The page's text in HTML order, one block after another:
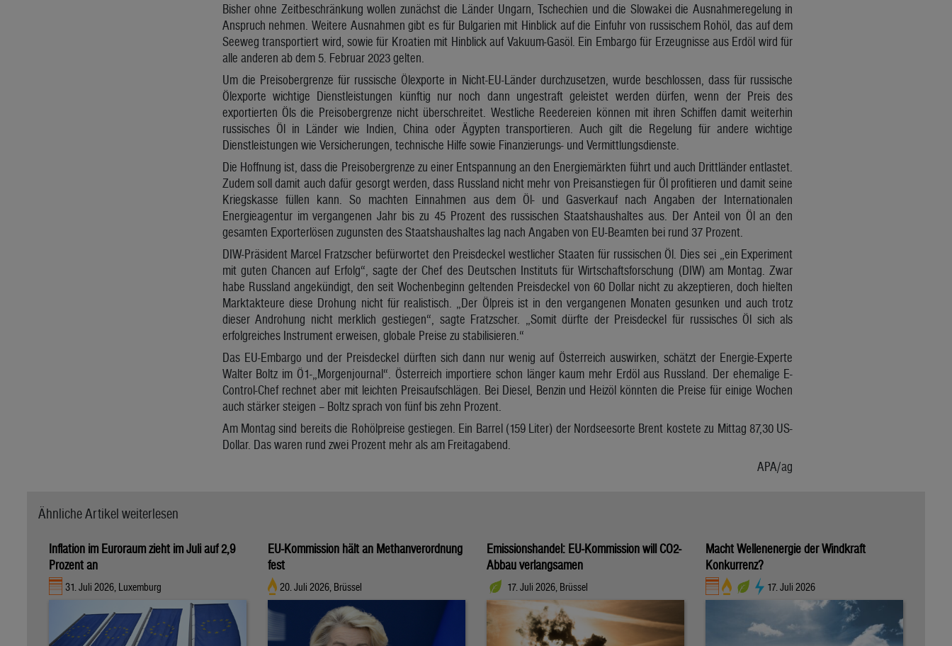
Bisher ohne Zeitbeschränkung wollen zunächst die Länder Ungarn, Tschechien und die Slowakei die Ausnahmeregelung in
Anspruch nehmen. Weitere Ausnahmen gibt es für Bulgarien mit Hinblick auf die Einfuhr von russischem Rohöl, das auf dem
Seeweg transportiert wird, sowie für Kroatien mit Hinblick auf Vakuum-Gasöl. Ein Embargo für Erzeugnisse aus Erdöl wird für
alle anderen ab dem 5. Februar 2023 gelten.
Um die Preisobergrenze für russische Ölexporte in Nicht-EU-Länder durchzusetzen, wurde beschlossen, dass für russische
Ölexporte wichtige Dienstleistungen künftig nur noch dann ungestraft geleistet werden dürfen, wenn der Preis des
exportierten Öls die Preisobergrenze nicht überschreitet. Westliche Reedereien können mit ihren Schiffen damit weiterhin
russisches Öl in Länder wie Indien, China oder Ägypten transportieren. Auch gilt die Regelung für andere wichtige
Dienstleistungen wie Versicherungen, technische Hilfe sowie Finanzierungs- und Vermittlungsdienste.
Die Hoffnung ist, dass die Preisobergrenze zu einer Entspannung an den Energiemärkten führt und auch Drittländer entlastet.
Zudem soll damit auch dafür gesorgt werden, dass Russland nicht mehr von Preisanstiegen für Öl profitieren und damit seine
Kriegskasse füllen kann. So machten Einnahmen aus dem Öl- und Gasverkauf nach Angaben der Internationalen
Energieagentur im vergangenen Jahr bis zu 45 Prozent des russischen Staatshaushaltes aus. Der Anteil von Öl an den
gesamten Exporterlösen zugunsten des Staatshaushaltes lag nach Angaben von EU-Beamten bei rund 37 Prozent.
DIW-Präsident Marcel Fratzscher befürwortet den Preisdeckel westlicher Staaten für russischen Öl. Dies sei „ein Experiment
mit guten Chancen auf Erfolg“, sagte der Chef des Deutschen Instituts für Wirtschaftsforschung (DIW) am Montag. Zwar
habe Russland angekündigt, den seit Wochenbeginn geltenden Preisdeckel von 60 Dollar nicht zu akzeptieren, doch hielten
Marktakteure diese Drohung nicht für realistisch. „Der Ölpreis ist in den vergangenen Monaten gesunken und auch trotz
dieser Androhung nicht merklich gestiegen“, sagte Fratzscher. „Somit dürfte der Preisdeckel für russisches Öl sich als
erfolgreiches Instrument erweisen, globale Preise zu stabilisieren.“
Das EU-Embargo und der Preisdeckel dürften sich dann nur wenig auf Österreich auswirken, schätzt der Energie-Experte
Walter Boltz im Ö1-„Morgenjournal“. Österreich importiere schon länger kaum mehr Erdöl aus Russland. Der ehemalige E-
Control-Chef rechnet aber mit leichten Preisaufschlägen. Bei Diesel, Benzin und Heizöl könnten die Preise für einige Wochen
auch stärker steigen – Boltz sprach von fünf bis zehn Prozent.
Am Montag sind bereits die Rohölpreise gestiegen. Ein Barrel (159 Liter) der Nordseesorte Brent kostete zu Mittag 87,30 US-
Dollar. Das waren rund zwei Prozent mehr als am Freitagabend.
APA/ag
Ähnliche Artikel weiterlesen
Inflation im Euroraum zieht im Juli auf 2,9
Prozent an
31. Juli 2026, Luxemburg
EU-Kommission hält an Methanverordnung
fest
20. Juli 2026, Brüssel
Emissionshandel: EU-Kommission will CO2-
Abbau verlangsamen
17. Juli 2026, Brüssel
Macht Wellenenergie der Windkraft
Konkurrenz?
17. Juli 2026